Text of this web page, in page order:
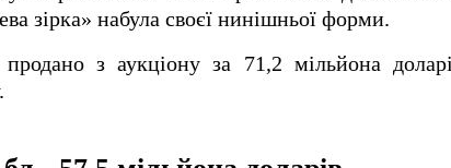
зірка» набула своєї нинішньої форми.
з аукціону за 71,2 мільйона